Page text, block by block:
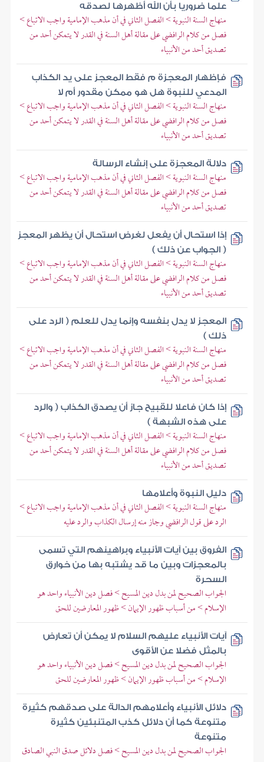
علما ضروريا بأن الله أظهرها لصدقه
منهاج السنة النبوية > الفصل الثاني في أن مذهب الإمامية واجب الاتباع >
فصل من كلام الرافضي على مقالة أهل السنة في القدر لا يتمكن أحد من
تصديق أحد من الأنبياء
فإظهار المعجزة م فقط المعجز على يد الكذاب
المدعي للنبوة هل هو ممكن مقدور أم لا
منهاج السنة النبوية > الفصل الثاني في أن مذهب الإمامية واجب الاتباع >
فصل من كلام الرافضي على مقالة أهل السنة في القدر لا يتمكن أحد من
تصديق أحد من الأنبياء
دلالة المعجزة على إنشاء الرسالة
منهاج السنة النبوية > الفصل الثاني في أن مذهب الإمامية واجب الاتباع >
فصل من كلام الرافضي على مقالة أهل السنة في القدر لا يتمكن أحد من
تصديق أحد من الأنبياء
إذا استحال أن يفعل لغرض استحال أن يظهر المعجز
( الجواب عن ذلك )
منهاج السنة النبوية > الفصل الثاني في أن مذهب الإمامية واجب الاتباع >
فصل من كلام الرافضي على مقالة أهل السنة في القدر لا يتمكن أحد من
تصديق أحد من الأنبياء
المعجز لا يدل بنفسه وإنما يدل للعلم ( الرد على
ذلك )
منهاج السنة النبوية > الفصل الثاني في أن مذهب الإمامية واجب الاتباع >
فصل من كلام الرافضي على مقالة أهل السنة في القدر لا يتمكن أحد من
تصديق أحد من الأنبياء
إذا كان فاعلا للقبيح جاز أن يصدق الكذاب ( والرد
على هذه الشبهة )
منهاج السنة النبوية > الفصل الثاني في أن مذهب الإمامية واجب الاتباع >
فصل من كلام الرافضي على مقالة أهل السنة في القدر لا يتمكن أحد من
تصديق أحد من الأنبياء
دليل النبوة وأعلامها
منهاج السنة النبوية > الفصل الثاني في أن مذهب الإمامية واجب الاتباع >
الرد على قول الرافضي وجاز منه إرسال الكذاب والرد عليه
الفروق بين آيات الأنبياء وبراهينهم التي تسمى
بالمعجزات وبين ما قد يشتبه بها من خوارق
السحرة
الجواب الصحيح لمن بدل دين المسيح > فصل دين الأنبياء واحد هو
الإسلام > من أسباب ظهور الإيمان > ظهور المعارضين للحق
آيات الأنبياء عليهم السلام لا يمكن أن تعارض
بالمثل فضلا عن الأقوى
الجواب الصحيح لمن بدل دين المسيح > فصل دين الأنبياء واحد هو
الإسلام > من أسباب ظهور الإيمان > ظهور المعارضين للحق
دلائل الأنبياء وأعلامهم الدالة على صدقهم كثيرة
متنوعة كما أن دلائل كذب المتنبئين كثيرة
متنوعة
الجواب الصحيح لمن بدل دين المسيح > فصل دلائل صدق النبي الصادق